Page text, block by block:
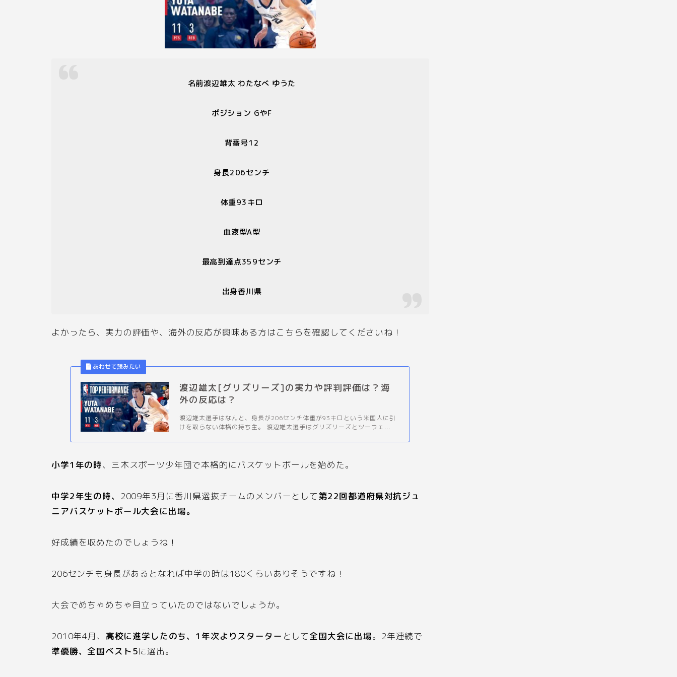
名前渡辺雄太 わたなべ ゆうた
ポジション GやF
背番号12
身長206センチ
体重93キロ
血液型A型
最高到達点359センチ
出身香川県
よかったら、実力の評価や、海外の反応が興味ある方はこちらを確認してくださいね！
渡辺雄太[グリズリーズ]の実力や評判評価は？海
外の反応は？
渡辺雄太選手はなんと、身長が206センチ体重が93キロという米国人に引
けを取らない体格の持ち主。 渡辺雄太選手はグリズリーズとツーウェ...
小学1 年の時、三木スポーツ少年団で本格的にバスケットボールを始めた。
中学2年生の時、 2009年3月に香川県選抜チームのメンバーとして第22回都道府県対抗ジュ
ニアバスケットボール大会に出場。
好成績を収めたのでしょうね！
206センチも身長があるとなれば中学の時は180くらいありそうですね！
大会でめちゃめちゃ目立っていたのではないでしょうか。
2010年4月、 高校に進学したのち、 1 年次よりスターター として全国大会に出場。 2年連続で
準優勝、全国ベスト 5に選出。